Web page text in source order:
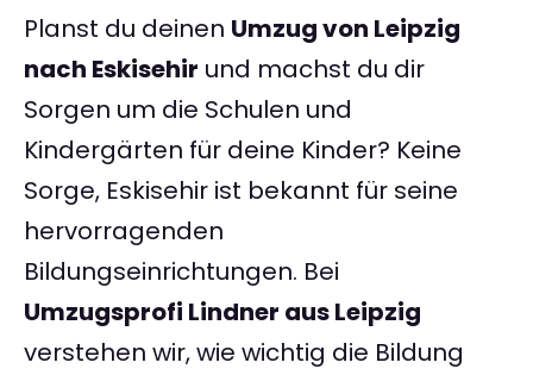
Planst du deinen Umzug von Leipzig
nach Eskisehir und machst du dir
Sorgen um die Schulen und
Kindergärten für deine Kinder? Keine
Sorge, Eskisehir ist bekannt für seine
hervorragenden
Bildungseinrichtungen. Bei
Umzugsprofi Lindner aus Leipzig
verstehen wir, wie wichtig die Bildung